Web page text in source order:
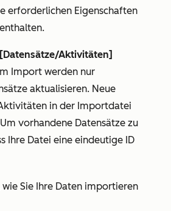
erforderlichen Eigenschaften
Aktivitäten]
Import werden nur
aktualisieren. Neue
in der Importdatei
vorhandene Datensätze zu
Ihre Datei eine eindeutige ID
Sie Ihre Daten importieren